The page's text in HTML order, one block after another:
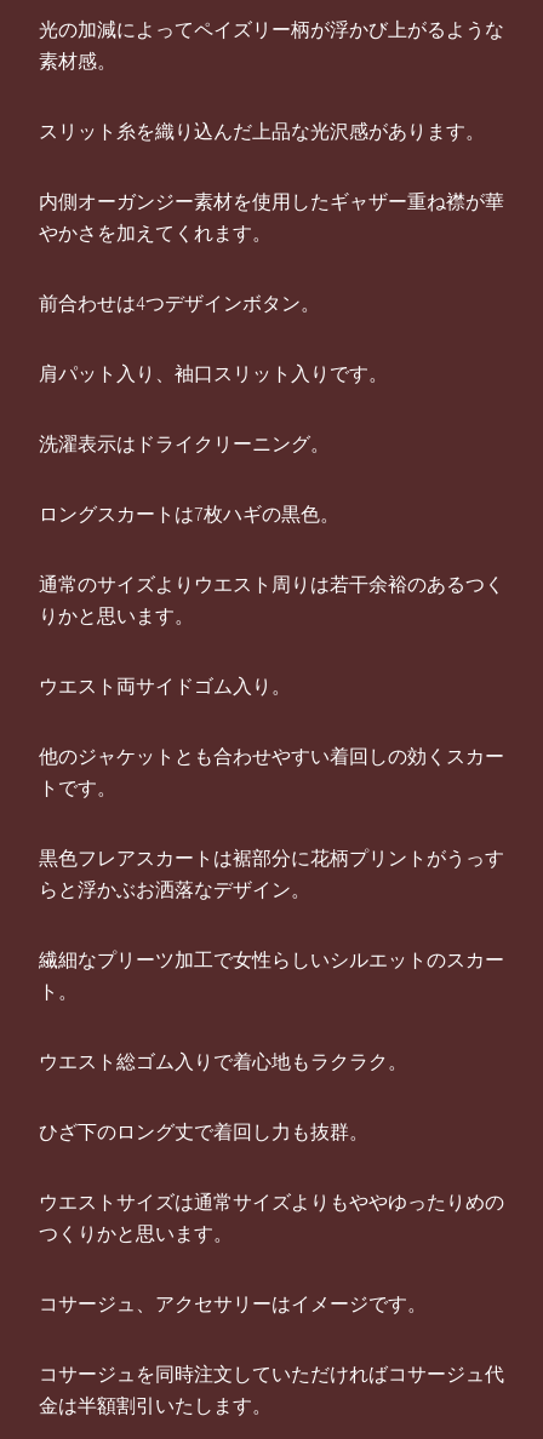
光の加減によってペイズリー柄が浮かび上がるような
素材感。
スリット糸を織り込んだ上品な光沢感があります。
内側オーガンジー素材を使用したギャザー重ね襟が華
やかさを加えてくれます。
前合わせは4つデザインボタン。
肩パット入り、袖口スリット入りです。
洗濯表示はドライクリーニング。
ロングスカートは7枚ハギの黒色。
通常のサイズよりウエスト周りは若干余裕のあるつく
りかと思います。
ウエスト両サイドゴム入り。
他のジャケットとも合わせやすい着回しの効くスカー
トです。
黒色フレアスカートは裾部分に花柄プリントがうっす
らと浮かぶお洒落なデザイン。
繊細なプリーツ加工で女性らしいシルエットのスカー
ト。
ウエスト総ゴム入りで着心地もラクラク。
ひざ下のロング丈で着回し力も抜群。
ウエストサイズは通常サイズよりもややゆったりめの
つくりかと思います。
コサージュ、アクセサリーはイメージです。
コサージュを同時注文していただければコサージュ代
金は半額割引いたします。